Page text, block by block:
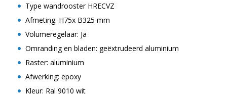
Type wandrooster HRECVZ
Afmeting: H75x B325 mm
Volumeregelaar: Ja
Omranding en bladen: geëxtrudeerd aluminium
Raster: aluminium
Afwerking: epoxy
Kleur: Ral 9010 wit